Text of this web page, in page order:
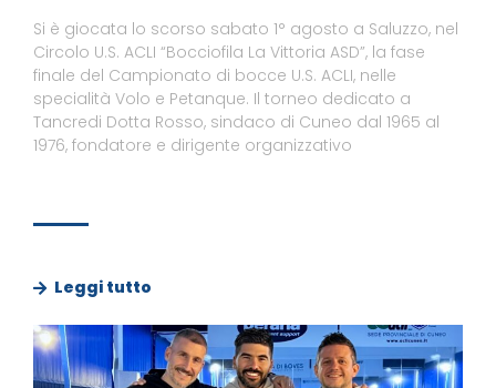
Si è giocata lo scorso sabato 1° agosto a Saluzzo, nel
Circolo U.S. ACLI “Bocciofila La Vittoria ASD”, la fase
finale del Campionato di bocce U.S. ACLI, nelle
specialità Volo e Petanque. Il torneo dedicato a
Tancredi Dotta Rosso, sindaco di Cuneo dal 1965 al
1976, fondatore e dirigente organizzativo
Leggi tutto